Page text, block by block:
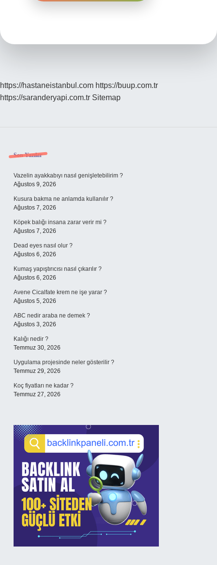
https://hastaneistanbul.com https://buup.com.tr
https://saranderyapi.com.tr Sitemap
Sidebar
Son Yazılar
Vazelin ayakkabıyı nasıl genişletebilirim ?
Ağustos 9, 2026
Kusura bakma ne anlamda kullanılır ?
Ağustos 7, 2026
Köpek balığı insana zarar verir mi ?
Ağustos 7, 2026
Dead eyes nasıl olur ?
Ağustos 6, 2026
Kumaş yapıştırıcısı nasıl çıkarılır ?
Ağustos 6, 2026
Avene Cicalfate krem ne işe yarar ?
Ağustos 5, 2026
ABC nedir araba ne demek ?
Ağustos 3, 2026
Kalığı nedir ?
Temmuz 30, 2026
Uygulama projesinde neler gösterilir ?
Temmuz 29, 2026
Koç fiyatları ne kadar ?
Temmuz 27, 2026